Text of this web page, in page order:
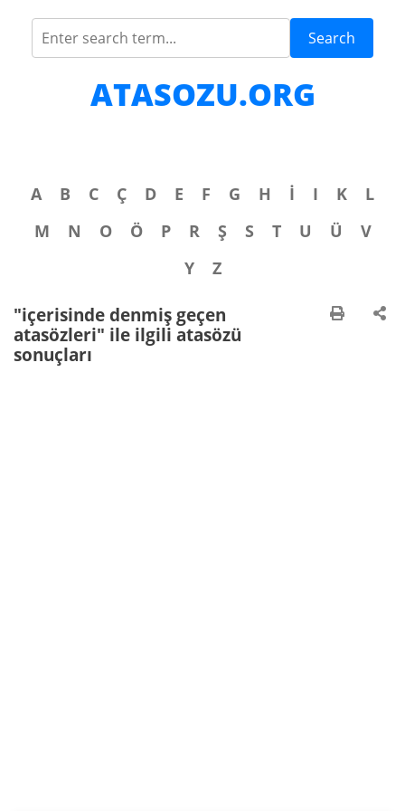
Search
ATASOZU.ORG
A B C Ç D E F G H İ I K
L
M
N O Ö P R Ş S T U Ü
V
Y
Z
"içerisinde denmiş geçen
atasözleri" ile ilgili atasözü
sonuçları